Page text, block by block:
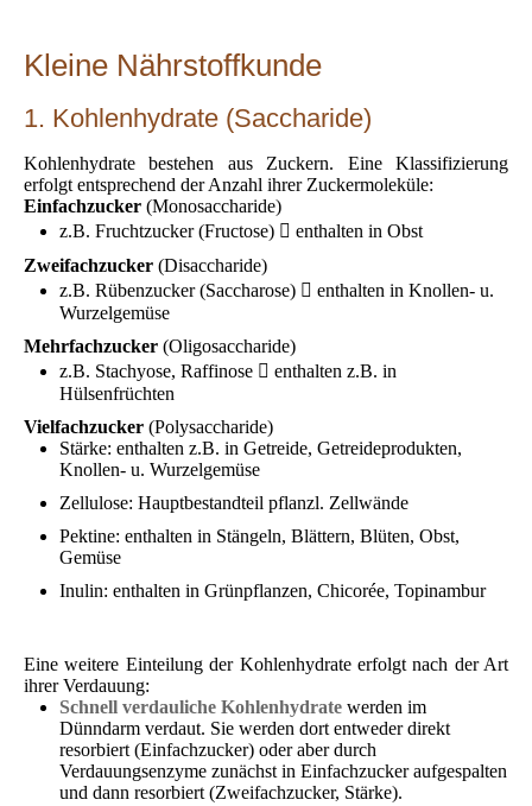
Kleine Nährstoffkunde
1. Kohlenhydrate (Saccharide)
Kohlenhydrate bestehen aus Zuckern. Eine Klassifizierung
erfolgt entsprechend der Anzahl ihrer Zuckermoleküle:
Einfachzucker (Monosaccharide)
z.B. Fruchtzucker (Fructose)  enthalten in Obst
Zweifachzucker (Disaccharide)
z.B. Rübenzucker (Saccharose)  enthalten in Knollen- u.
Wurzelgemüse
Mehrfachzucker (Oligosaccharide)
z.B. Stachyose, Raffinose  enthalten z.B. in
Hülsenfrüchten
Vielfachzucker (Polysaccharide)
Stärke: enthalten z.B. in Getreide, Getreideprodukten,
Knollen- u. Wurzelgemüse
Zellulose: Hauptbestandteil pflanzl. Zellwände
Pektine: enthalten in Stängeln, Blättern, Blüten, Obst,
Gemüse
Inulin: enthalten in Grünpflanzen, Chicorée, Topinambur
Eine weitere Einteilung der Kohlenhydrate erfolgt nach der Art
ihrer Verdauung:
Schnell verdauliche Kohlenhydrate werden im
Dünndarm verdaut. Sie werden dort entweder direkt
resorbiert (Einfachzucker) oder aber durch
Verdauungsenzyme zunächst in Einfachzucker aufgespalten
und dann resorbiert (Zweifachzucker, Stärke).